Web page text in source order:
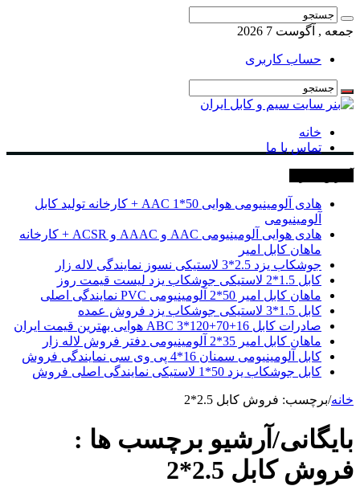
جمعه , آگوست 7 2026
حساب کاربری
خانه
تماس با ما
هادی آلومینیومی هوایی 50*1 AAC + کارخانه تولید کابل
آلومینیومی
هادی هوایی آلومینیومی AAC و AAAC و ACSR + کارخانه
ماهان کابل امیر
جوشکاب یزد 2.5*3 لاستیکی نسوز نمایندگی لاله زار
کابل 1.5*2 لاستیکی جوشکاب یزد لیست قیمت روز
ماهان کابل امیر 50*2 آلومینیومی PVC نمایندگی اصلی
کابل 1.5*3 لاستیکی جوشکاب یزد فروش عمده
صادرات کابل 16+70+120*3 ABC هوایی بهترین قیمت ایران
ماهان کابل امیر 35*2 آلومینیومی دفتر فروش لاله زار
کابل آلومینیومی سمنان 16*4 پی وی سی نمایندگی فروش
کابل جوشکاب یزد 50*1 لاستیکی نمایندگی اصلی فروش
خانه/برچسب: فروش کابل 2.5*2
بایگانی/آرشیو برچسب ها :
فروش کابل 2.5*2